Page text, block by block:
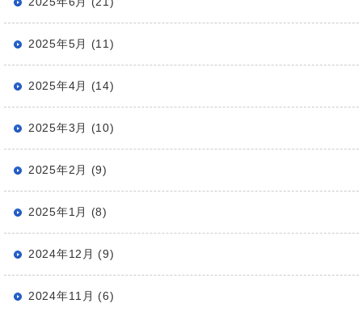
2025年5月 (11)
2025年4月 (14)
2025年3月 (10)
2025年2月 (9)
2025年1月 (8)
2024年12月 (9)
2024年11月 (6)